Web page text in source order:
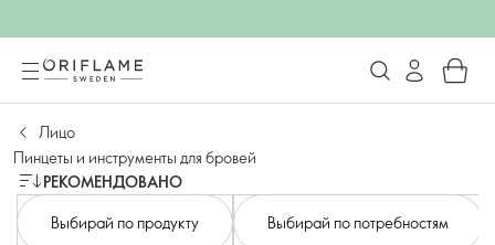
Лицо
Пинцеты и инструменты для бровей
РЕКОМЕНДОВАНО
Выбирай по продукту
Выбирай по потребностям